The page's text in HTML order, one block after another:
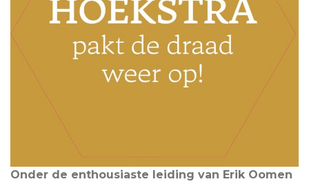
Onder de enthousiaste leiding van Erik Oomen